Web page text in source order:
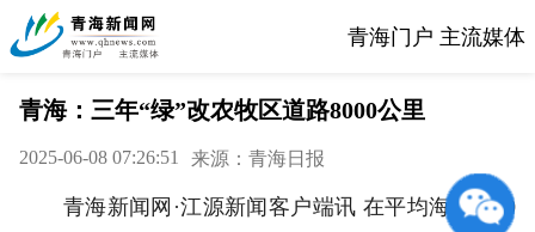
青海门户 主流媒体
青海：三年“绿”改农牧区道路8000公里
2025-06-08 07:26:51 来源：青海日报
青海新闻网·江源新闻客户端讯 在平均海拔4000